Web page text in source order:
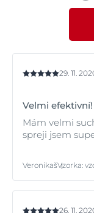
dosiahnuteľným
29. 11.
Velmi efektivní!
Mám velmi
spreji jsem
VeronikašVzorka:
26. 11.